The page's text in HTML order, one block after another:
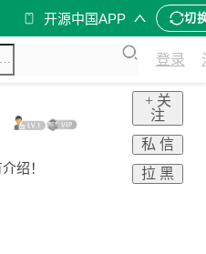
开源中国APP 切
登录
绍！
+ 关
注
私 信
拉 黑